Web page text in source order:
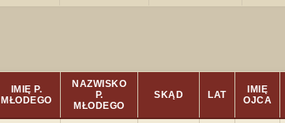
IMIĘ P.
MŁODEGO
NAZWISKO
P.
MŁODEGO
SKĄD LAT
IMIĘ
OJCA